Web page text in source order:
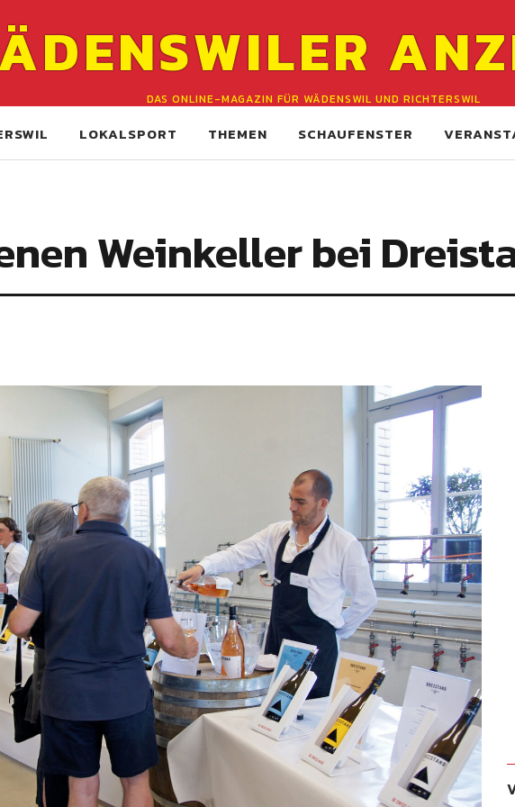
DAS ONLINE-MAGAZIN FÜR WÄDENSWIL UND RICHTERSWIL
LOKALSPORT THEMEN SCHAUFENSTER
Weinkeller bei